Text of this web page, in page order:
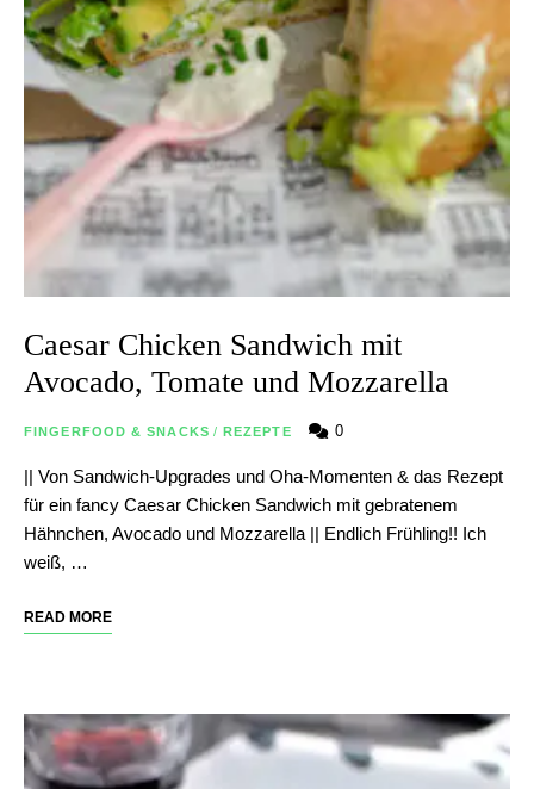
Caesar Chicken Sandwich mit
Avocado, Tomate und Mozzarella
FINGERFOOD & SNACKS / REZEPTE 0
|| Von Sandwich-Upgrades und Oha-Momenten & das Rezept
für ein fancy Caesar Chicken Sandwich mit gebratenem
Hähnchen, Avocado und Mozzarella || Endlich Frühling!! Ich
weiß, …
READ MORE